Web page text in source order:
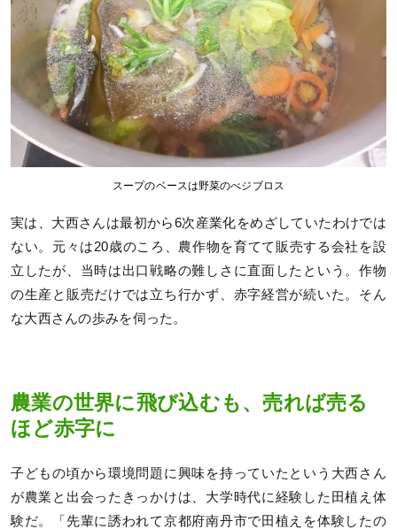
スープのベースは野菜のべジブロス
実は、大西さんは最初から6次産業化をめざしていたわけでは
ない。元々は20歳のころ、農作物を育てて販売する会社を設
立したが、当時は出口戦略の難しさに直面したという。作物
の生産と販売だけでは立ち行かず、赤字経営が続いた。そん
な大西さんの歩みを伺った。
農業の世界に飛び込むも、売れば売る
ほど赤字に
子どもの頃から環境問題に興味を持っていたという大西さん
が農業と出会ったきっかけは、大学時代に経験した田植え体
験だ。「先輩に誘われて京都府南丹市で田植えを体験したの